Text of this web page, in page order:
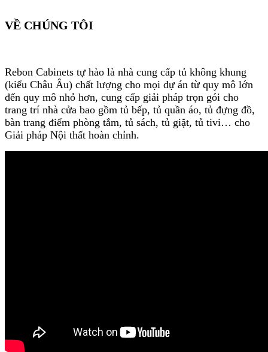
VỀ CHÚNG TÔI
Rebon Cabinets tự hào là nhà cung cấp tủ không khung
(kiểu Châu Âu) chất lượng cho mọi dự án từ quy mô lớn
đến quy mô nhỏ hơn, cung cấp giải pháp trọn gói cho
trang trí nhà cửa bao gồm tủ bếp, tủ quần áo, tủ đựng đồ,
bàn trang điểm phòng tắm, tủ sách, tủ giặt, tủ tivi… cho
Giải pháp Nội thất hoàn chỉnh.